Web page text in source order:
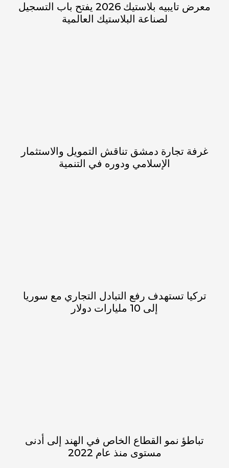
معرض تايبيه بلاستيك 2026 يفتح باب التسجيل
لصناعة البلاستيك العالمية
غرفة تجارة دمشق تناقش التمويل والاستثمار
الإسلامي ‏ودوره في التنمية
تركيا تستهدف رفع التبادل التجاري مع سوريا
إلى 10 مليارات دولار
تباطؤ نمو القطاع الخاص في الهند إلى أدنى
مستوى منذ عام 2022